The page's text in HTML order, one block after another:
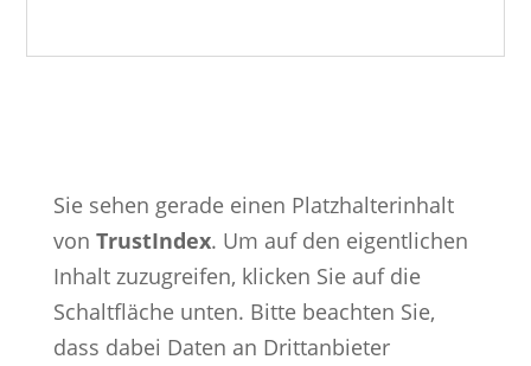
Sie sehen gerade einen Platzhalterinhalt
von TrustIndex. Um auf den eigentlichen
Inhalt zuzugreifen, klicken Sie auf die
Schaltfläche unten. Bitte beachten Sie,
dass dabei Daten an Drittanbieter